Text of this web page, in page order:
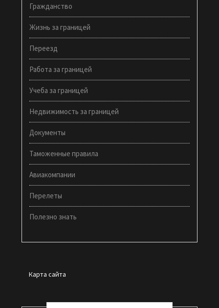
Гражданство
Жизнь за границей
Переезд
Работа за границей
Учеба за границей
Недвижимость за границей
Документы
Таможенные правила
Авиакомпании
Перелеты
Полезно знать
Карта сайта